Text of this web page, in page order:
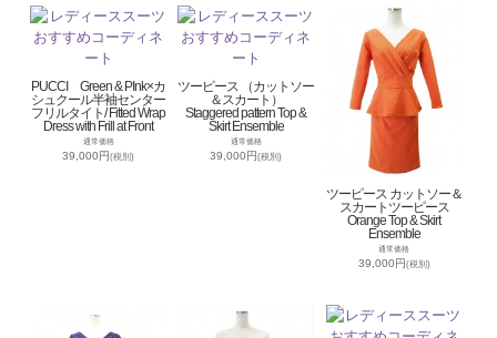
PUCCI Green & PInk×カ
シュクール半袖センター
フリルタイト/ Fitted Wrap
Dress with Frill at Front
通常価格
39,000円(税別)
ツーピース （カットソー
＆スカート）
Staggered pattern Top &
Skirt Ensemble
通常価格
39,000円(税別)
ツーピース カットソー＆
スカートツーピース
Orange Top & Skirt
Ensemble
通常価格
39,000円(税別)